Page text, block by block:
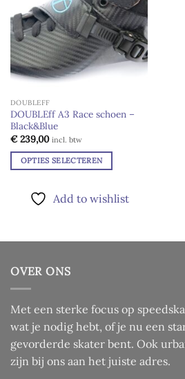
DOUBLEFF
DOUBLEff A3 Race schoen –
Black&Blue
€239,00 incl. btw
OPTIES SELECTEREN
product
kan
gekozen
worden
productpagina
Add to wishlist
OVER ONS
Met een sterke focus op
wat je nodig hebt, of je nu een
gevorderde skater bent. Ook
zijn bij ons aan het juiste adres.